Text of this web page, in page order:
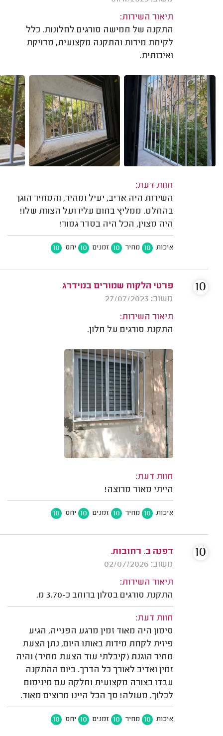
תיאור השירות:
התקנה של חמישה סורגים לחלונות. כלל
לקיחת מידות והתקנה מקצועית, מדויקת
ואיכותית.
חוות דעת:
השירות היה אדיב, יעיל ומהיר, והמחיר הוגן
בהחלט. ממליץ בחום עליו ועל הצוות שלו!
היה מצוין, הכל היה בסדר גמור!
איכות 10 מחיר 10 זמנים 10 יחס 10
פרטי הלקוח שמורים במידרג
משוב: 27/07/2023
תיאור השירות:
התקנת סורגים על חלון.
חוות דעת:
הייתי מאוד מרוצה!
איכות 10 מחיר 10 זמנים 10 יחס 10
10
דפנה ב. רחובות.
משוב: 02/07/2026
תיאור השירות:
התקנת סורגים בסלון ברוחב כ-3.70 מ.
חוות דעת:
סימון היה מאוד זמין מרגע הפנייה, הגיע
פיזית לקחת מידות באותו היום, נתן הצעת
מחיר הוגנת (קיבלתי עוד הצעת מחיר) והיה
זמין ואדיב לאורך כל הדרך. ביום ההתקנה
עבדו בצורה מקצועית וחלקה עם מינימום
לכלוך. מעולה! סך הכל היינו מרוצים מאוד.
איכות 10 מחיר 10 זמנים 10 יחס 10
10